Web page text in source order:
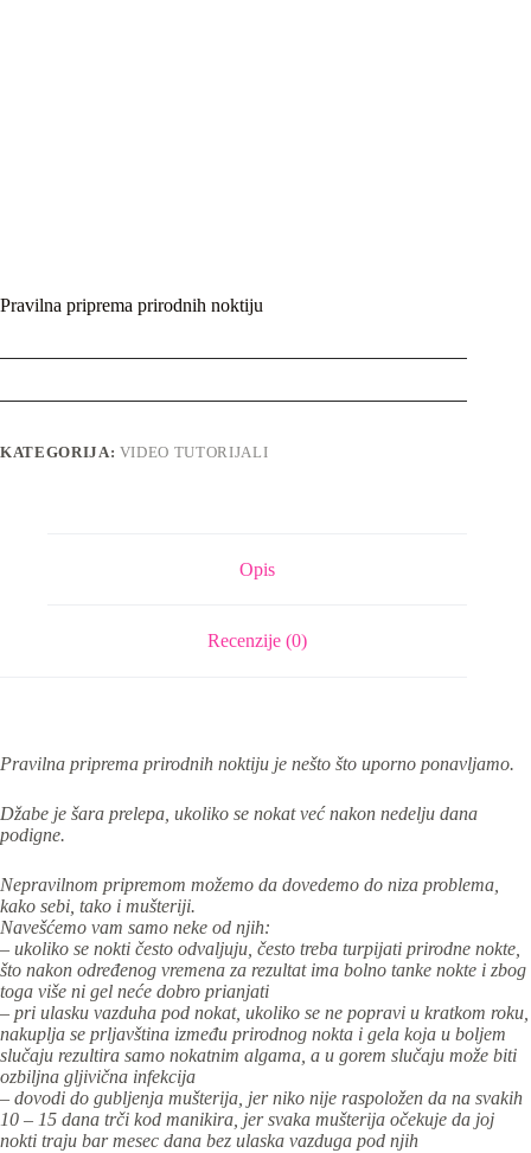
Pravilna priprema prirodnih noktiju
KATEGORIJA: VIDEO TUTORIJALI
Opis
Recenzije (0)
Pravilna priprema prirodnih noktiju je nešto što uporno ponavljamo.
Džabe je šara prelepa, ukoliko se nokat već nakon nedelju dana
podigne.
Nepravilnom pripremom možemo da dovedemo do niza problema,
kako sebi, tako i mušteriji.
Navešćemo vam samo neke od njih:
– ukoliko se nokti često odvaljuju, često treba turpijati prirodne nokte,
što nakon određenog vremena za rezultat ima bolno tanke nokte i zbog
toga više ni gel neće dobro prianjati
– pri ulasku vazduha pod nokat, ukoliko se ne popravi u kratkom roku,
nakuplja se prljavština između prirodnog nokta i gela koja u boljem
slučaju rezultira samo nokatnim algama, a u gorem slučaju može biti
ozbiljna gljivična infekcija
– dovodi do gubljenja mušterija, jer niko nije raspoložen da na svakih
10 – 15 dana trči kod manikira, jer svaka mušterija očekuje da joj
nokti traju bar mesec dana bez ulaska vazduga pod njih